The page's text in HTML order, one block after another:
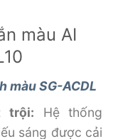
màu AI
màu SG-ACDL
trội: Hệ thống
sáng được cải